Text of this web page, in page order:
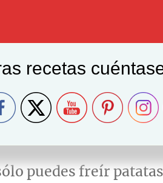
la airfryer
puedes freír
recetas